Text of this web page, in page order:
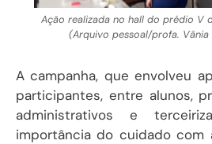
Ação realizada no hall do prédio V
(Arquivo pessoal/profa. Vânia
A campanha, que envolveu
participantes, entre alunos,
administrativos e
importância do cuidado com